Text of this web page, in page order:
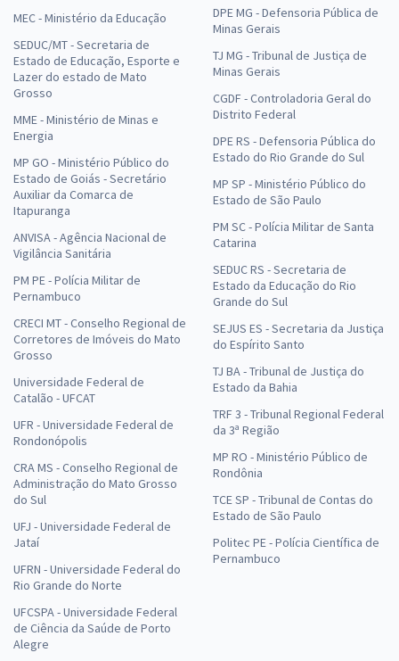
MEC - Ministério da Educação
SEDUC/MT - Secretaria de
Estado de Educação, Esporte e
Lazer do estado de Mato
Grosso
MME - Ministério de Minas e
Energia
MP GO - Ministério Público do
Estado de Goiás - Secretário
Auxiliar da Comarca de
Itapuranga
ANVISA - Agência Nacional de
Vigilância Sanitária
PM PE - Polícia Militar de
Pernambuco
CRECI MT - Conselho Regional de
Corretores de Imóveis do Mato
Grosso
Universidade Federal de
Catalão - UFCAT
UFR - Universidade Federal de
Rondonópolis
CRA MS - Conselho Regional de
Administração do Mato Grosso
do Sul
UFJ - Universidade Federal de
Jataí
UFRN - Universidade Federal do
Rio Grande do Norte
UFCSPA - Universidade Federal
de Ciência da Saúde de Porto
Alegre
DPE MG - Defensoria Pública de
Minas Gerais
TJ MG - Tribunal de Justiça de
Minas Gerais
CGDF - Controladoria Geral do
Distrito Federal
DPE RS - Defensoria Pública do
Estado do Rio Grande do Sul
MP SP - Ministério Público do
Estado de São Paulo
PM SC - Polícia Militar de Santa
Catarina
SEDUC RS - Secretaria de
Estado da Educação do Rio
Grande do Sul
SEJUS ES - Secretaria da Justiça
do Espírito Santo
TJ BA - Tribunal de Justiça do
Estado da Bahia
TRF 3 - Tribunal Regional Federal
da 3ª Região
MP RO - Ministério Público de
Rondônia
TCE SP - Tribunal de Contas do
Estado de São Paulo
Politec PE - Polícia Científica de
Pernambuco